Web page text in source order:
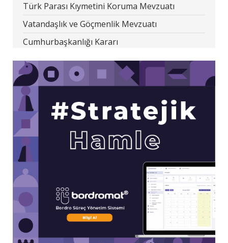
Türk Parası Kıymetini Koruma Mevzuatı
Vatandaşlık ve Göçmenlik Mevzuatı
Cumhurbaşkanlığı Kararı